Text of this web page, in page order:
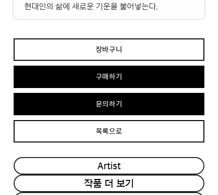
현대인의 삶에 새로운 기운을 불어넣는다.
장바구니
구매하기
문의하기
목록으로
Artist
작품 더 보기